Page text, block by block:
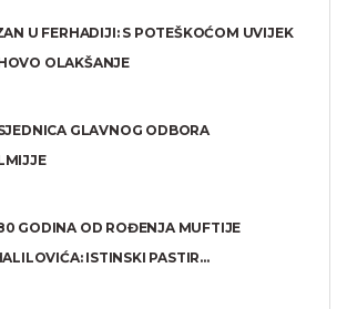
U FERHADIJI: S POTEŠKOĆOM UVIJEK
OLAKŠANJE
GLAVNOG ODBORA
GODINA OD ROĐENJA MUFTIJE
ISTINSKI PASTIR...